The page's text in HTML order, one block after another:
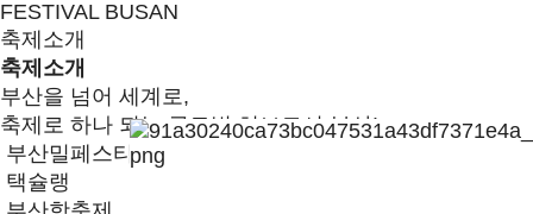
FESTIVAL BUSAN
축제소개
축제소개
부산을 넘어 세계로,
축제로 하나 되는 글로벌 허브도시 부산!
부산밀페스티벌
택슐랭